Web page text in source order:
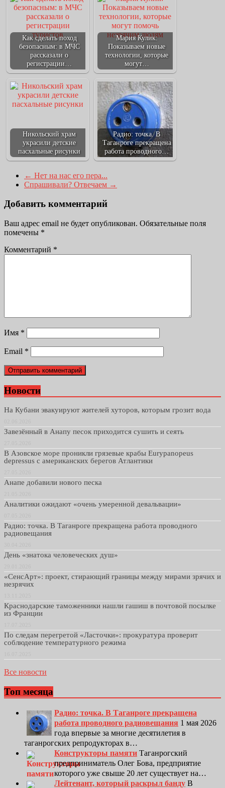
Как сделать поход
безопасным: в МЧС
рассказали о
регистрации…
Мария Кулик:
Показываем новые
технологии, которые
могут…
Никольский храм
украсили детские
пасхальные рисунки
Радио: точка. В
Таганроге прекращена
работа проводного…
← Нет на нас его пера...
Спрашивали? Отвечаем →
Добавить комментарий
Ваш адрес email не будет опубликован. Обязательные поля
помечены *
Комментарий *
Имя *
Email *
Новости
На Кубани эвакуируют жителей хуторов, которым грозит вода
Завезённый в Анапу песок приходится сушить и сеять
В Азовское море проникли грязевые крабы Eurypanopeus
depressus с американских берегов Атлантики
Анапе добавили нового песка
Аналитики ожидают «очень умеренной девальвации»
Радио: точка. В Таганроге прекращена работа проводного
радиовещания
День «знатока человеческих душ»
«СенсАрт»: проект, стирающий границы между мирами зрячих и
незрячих
Краснодарские таможенники нашли гашиш в почтовой посылке
из Франции
По следам перегретой «Ласточки»: прокуратура проверит
соблюдение температурного режима
Все новости
Топ месяца
Радио: точка. В Таганроге прекращена
работа проводного радиовещания 1 мая 2026
года впервые за многие десятилетия в
таганрогских репродукторах в…
Конструкторы памяти Таганрогский
предприниматель Олег Бова, предприятие
которого уже свыше 20 лет существует на…
Лейтенант, который раскрыл банду В